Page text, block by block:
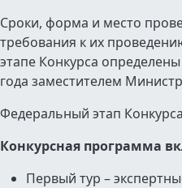
Сроки, форма и место
требования к их
этапе Конкурса
года заместителем
Федеральный этап
Конкурсная программа
Первый тур –